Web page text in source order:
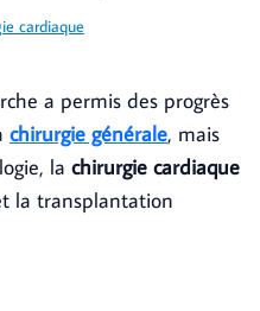
cardiaque
a permis des progrès
chirurgie générale, mais
la chirurgie cardiaque
la transplantation